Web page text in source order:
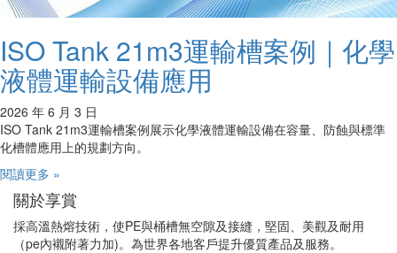
ISO Tank 21m3運輸槽案例｜化學
液體運輸設備應用
2026 年 6 月 3 日
ISO Tank 21m3運輸槽案例展示化學液體運輸設備在容量、防蝕與標準
化槽體應用上的規劃方向。
閱讀更多 »
關於享賞
採高溫熱熔技術，使PE與桶槽無空隙及接縫，堅固、美觀及耐用
（pe內襯附著力加)。為世界各地客戶提升優質產品及服務。